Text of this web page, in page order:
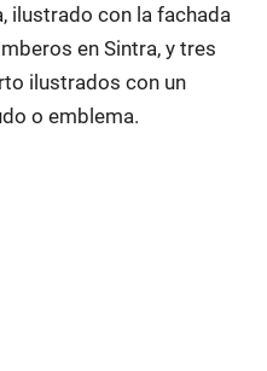
ilustrado con la fachada
en Sintra, y tres
ilustrados con un
o emblema.